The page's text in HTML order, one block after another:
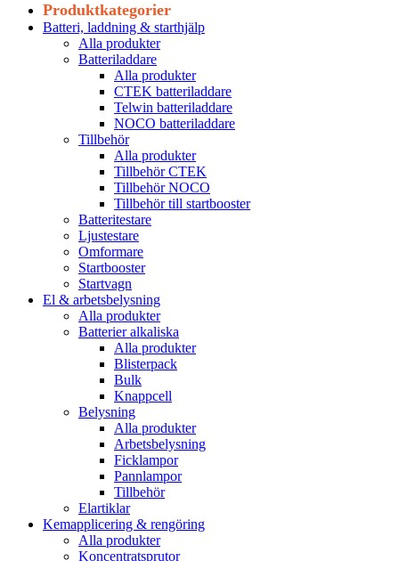
Produktkategorier
Batteri, laddning & starthjälp
Alla produkter
Batteriladdare
Alla produkter
CTEK batteriladdare
Telwin batteriladdare
NOCO batteriladdare
Tillbehör
Alla produkter
Tillbehör CTEK
Tillbehör NOCO
Tillbehör till startbooster
Batteritestare
Ljustestare
Omformare
Startbooster
Startvagn
El & arbetsbelysning
Alla produkter
Batterier alkaliska
Alla produkter
Blisterpack
Bulk
Knappcell
Belysning
Alla produkter
Arbetsbelysning
Ficklampor
Pannlampor
Tillbehör
Elartiklar
Kemapplicering & rengöring
Alla produkter
Koncentratsprutor